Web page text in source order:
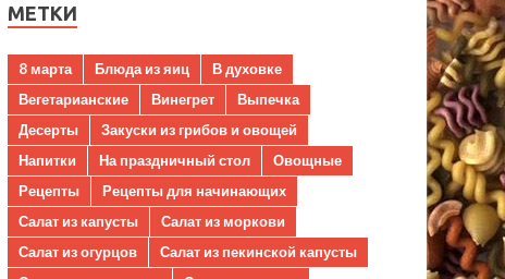
МЕТКИ
8 марта Блюда из яиц
В духовке
Вегетарианские
Винегрет
Выпечка
Десерты
Закуски из грибов и овощей
Напитки
На праздничный стол
Овощные
Рецепты
Рецепты для начинающих
Салат из капусты
Салат из моркови
Салат из огурцов
Салат из пекинской капусты